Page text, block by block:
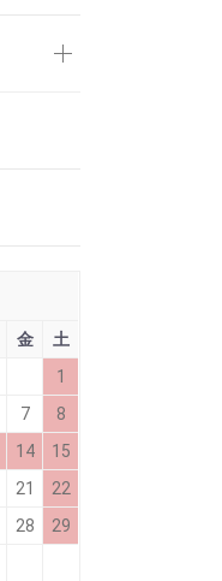
金
土
1
7
8
14
15
21
22
28
29